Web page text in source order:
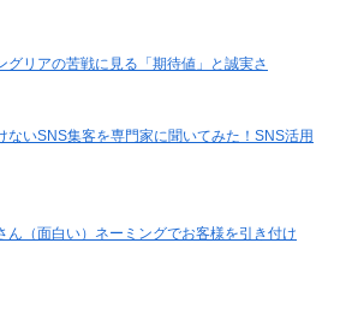
グリアの苦戦に見る「期待値」と誠実さ
ないSNS集客を専門家に聞いてみた！SNS活用
ん（面白い）ネーミングでお客様を引き付け